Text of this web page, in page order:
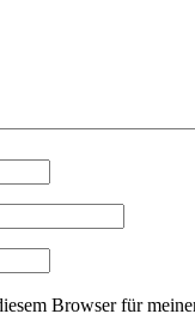
Browser für